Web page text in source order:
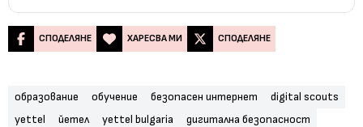
СПОДЕЛЯНЕ ХАРЕСВА МИ СПОДЕЛЯНЕ
образование обучение безопасен интернет
digital scouts
yettel
йетел yettel bulgaria дигитална безопасност